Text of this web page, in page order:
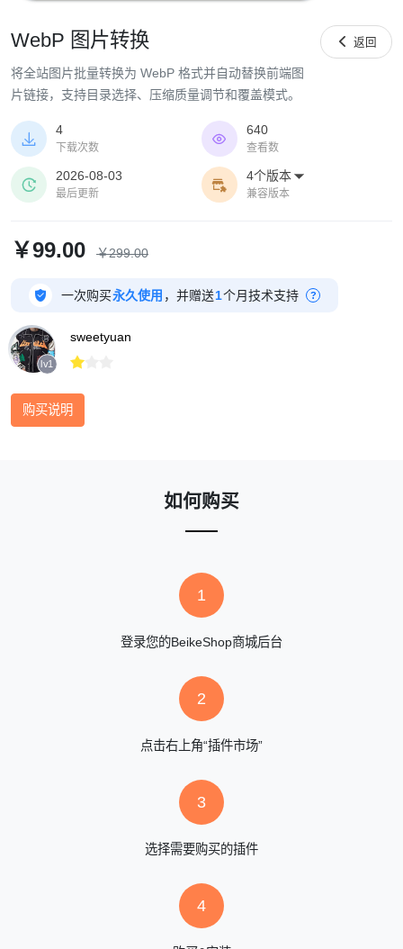
WebP 图片转换
将全站图片批量转换为 WebP 格式并自动替换前端图
片链接，支持目录选择、压缩质量调节和覆盖模式。
 返回

4
下载次数

640
查看数

2026-08-03
最后更新

4个版本 
兼容版本
￥99.00 ￥299.00
 一次购买永久使用 ，并赠送1个月技术支持 ?
lv1
sweetyuan

购买说明
如何购买
1
登录您的BeikeShop商城后台
2
点击右上角“插件市场”
3
选择需要购买的插件
4